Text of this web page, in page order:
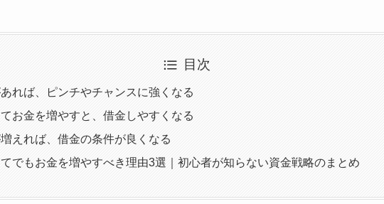
目次
れば、ピンチやチャンスに強くなる
お金を増やすと、借金しやすくなる
えれば、借金の条件が良くなる
でもお金を増やすべき理由3選｜初心者が知らない資金戦略のまとめ